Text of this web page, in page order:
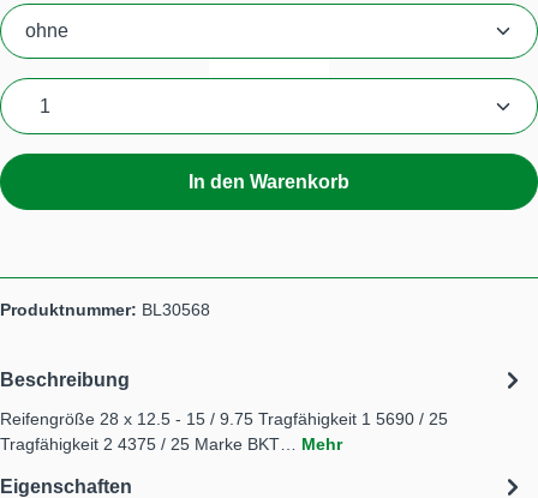
Produkt Anzahl: Gib den gewünschten Wert
In den Warenkorb
Produktnummer: BL30568
Beschreibung
Reifengröße 28 x 12.5 - 15 / 9.75 Tragfähigkeit 1 5690 / 25
Tragfähigkeit 2 4375 / 25 Marke BKT… Mehr
Eigenschaften